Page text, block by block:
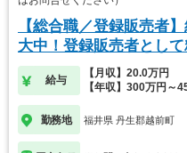
【総合職／登録販売者
大中！登録販売者とし
給与
【月収】20.0万円
【年収】300万円～
勤務地 福井県 丹生郡越前町